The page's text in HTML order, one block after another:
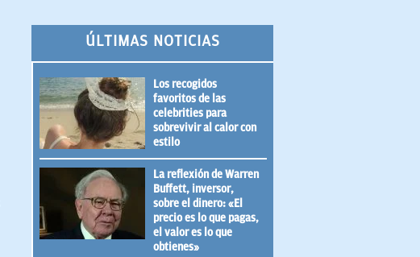
ÚLTIMAS NOTICIAS
Los recogidos
favoritos de las
celebrities para
sobrevivir al calor con
estilo
La reflexión de Warren
Buffett, inversor,
sobre el dinero: «El
precio es lo que pagas,
el valor es lo que
obtienes»